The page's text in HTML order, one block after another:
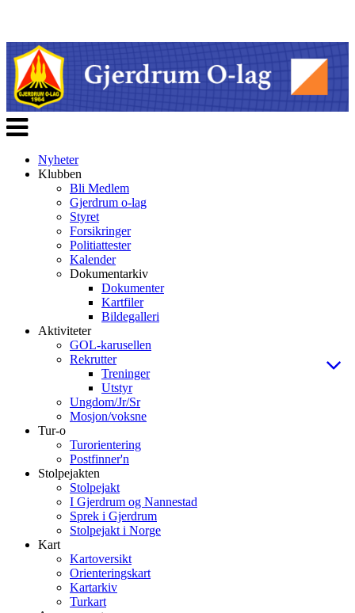
Veksle
navigasjon
Nyheter
Klubben
Bli Medlem
Gjerdrum o-lag
Styret
Forsikringer
Politiattester
Kalender
Dokumentarkiv
Dokumenter
Kartfiler
Bildegalleri
Aktiviteter
GOL-karusellen
Rekrutter
Treninger
Utstyr
Ungdom/Jr/Sr
Mosjon/voksne
Tur-o
Turorientering
Postfinner'n
Stolpejakten
Stolpejakt
I Gjerdrum og Nannestad
Sprek i Gjerdrum
Stolpejakt i Norge
Kart
Kartoversikt
Orienteringskart
Kartarkiv
Turkart